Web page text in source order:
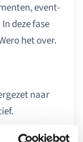
event-
deze fase
het over.
naar